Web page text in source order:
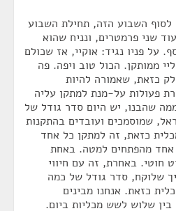
לסוף השבוע הזה, תחילת השבוע
שני פרמטרים, ונניח שהוא
על פניו נגיד: אוקיי, אז שכולם
ממותקן. הכול טוב ויפה. פה
כזאת, שאמורה להיות
פעולות על-מנת למתקן עליה
שהבנו, יש היום סדר גודל של
שמוסמכים ועובדים בהתקנות
כזאת, זה למתקן כל אחד
מהפתחים למטה. באחת
חוטי. באחרת, זה עם חיווי
שלוקח, סדר גודל של כמה
כזאת. אנחנו מבינים
שלוש לשש מכליות ביום.